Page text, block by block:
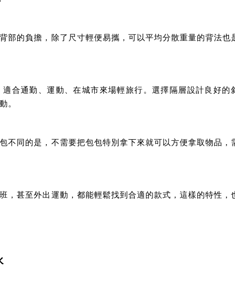
部的負擔，除了尺寸輕便易攜，可以平均分散重量的背法也
合通勤、運動、在城市來場輕旅行。選擇隔層設計良好的
。
不同的是，不需要把包包特別拿下來就可以方便拿取物品，
，甚至外出運動，都能輕鬆找到合適的款式，這樣的特性，